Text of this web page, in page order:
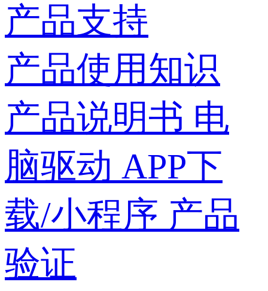
产品支持
产品使用知识
产品说明书 电
脑驱动 APP下
载/小程序 产品
验证